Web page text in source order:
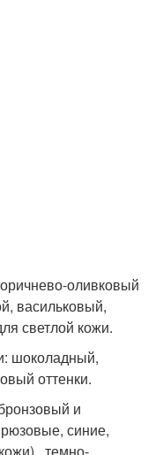
оливковый
васильковый,
светлой кожи.
шоколадный,
оттенки.
и
синие,